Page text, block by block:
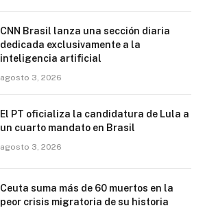
CNN Brasil lanza una sección diaria
dedicada exclusivamente a la
inteligencia artificial
agosto 3, 2026
El PT oficializa la candidatura de Lula a
un cuarto mandato en Brasil
agosto 3, 2026
Ceuta suma más de 60 muertos en la
peor crisis migratoria de su historia